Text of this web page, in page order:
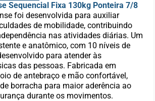
Sequencial Fixa 130kg Ponteira 7/8
foi desenvolvida para auxiliar
de mobilidade, contribuindo
nas atividades diárias. Um
e anatômico, com 10 níveis de
para atender às
das pessoas. Fabricada em
de antebraço e mão confortável,
borracha para maior aderência ao
durante os movimentos.